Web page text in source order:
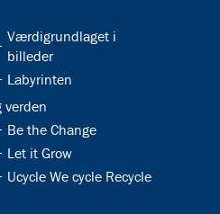
32.5:
Værdigrundlaget i
billeder
32.7:
Labyrinten
verden
32.10:
Be the Change
32.12:
Let it Grow
32.14:
Ucycle We cycle Recycle